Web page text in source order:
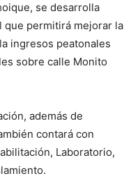
se desarrolla
que permitirá mejorar la
ingresos peatonales
sobre calle Monito
además de
contará con
Laboratorio,